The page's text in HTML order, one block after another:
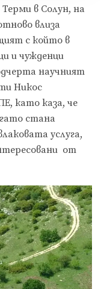
в Солун, на
влиза
с който в
и чужденци
научният
Никос
като каза, че
стана
услуга,
от